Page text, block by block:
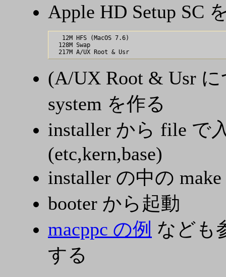
Apple HD Setup SC
   12M HFS (MacOS 7.6)
  128M Swap
(A/UX Root & Usr
system を作る
installer から file で
(etc,kern,base)
installer の中の
booter から起動
macppc の例 なども
する